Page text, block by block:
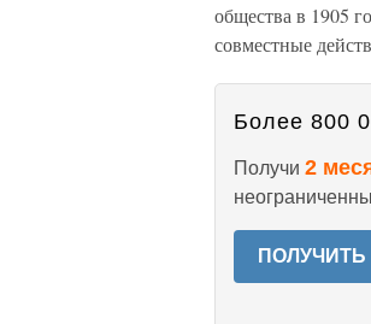
общества в 1905
совместные
Более 800
Получи 2